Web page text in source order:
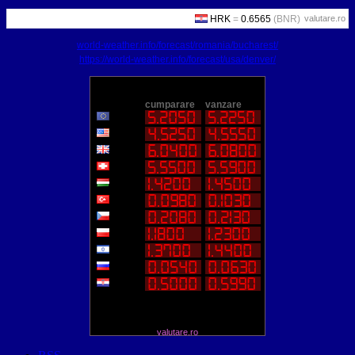
valutare.ro
world-weather.info/forecast/romania/bucharest/
https://world-weather.info/forecast/usa/denver/
valutare.ro